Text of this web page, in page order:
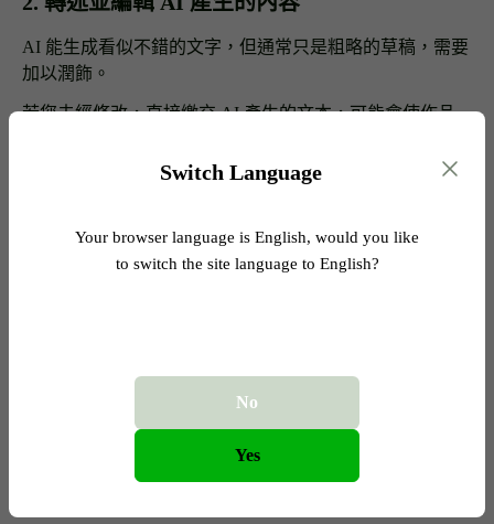
AI 能生成看似不錯的文字，但通常只是粗略的草稿，需要
加以潤飾。
若您未經修改，直接繳交 AI 產生的文本，可能會使作品
部分詞句可能與常見用語雷同，因此您有責任改寫成更適
如何做：
同時，請確保最終作品的風格與您平時的寫作習慣一致，
尤其是在撰寫作業時，避免顯得突兀。
3. 以負責任的態度使用 AI
Switch Language
Your browser language is English, would you like
to switch the site language to English?
No
Yes